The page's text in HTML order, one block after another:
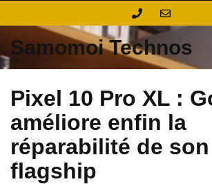
Samomoi Technos
Pixel 10 Pro XL :
améliore enfin la
réparabilité de son
flagship